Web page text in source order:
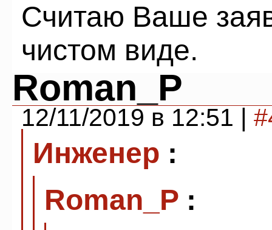
Считаю Ваше
чистом виде.
Roman_P
12/11/2019 в 12:51 |
Инженер :
Roman_P :